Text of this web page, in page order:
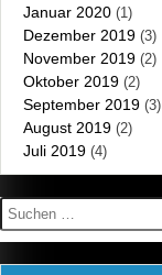
Januar 2020 (1)
Dezember 2019 (3)
November 2019 (2)
Oktober 2019 (2)
September 2019 (3)
August 2019 (2)
Juli 2019 (4)
Suchen
nach: